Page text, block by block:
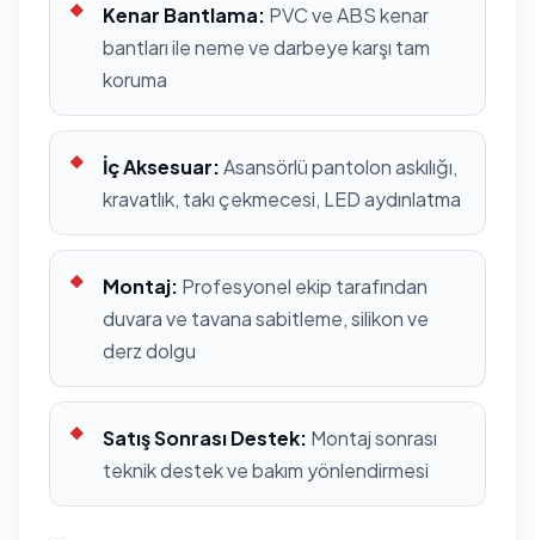
Kenar Bantlama: PVC ve ABS kenar
bantları ile neme ve darbeye karşı tam
koruma
İç Aksesuar:Asansörlü pantolon askılığı,
kravatlık, takı çekmecesi, LED aydınlatma
Montaj: Profesyonel ekip tarafından
duvara ve tavana sabitleme, silikon ve
derz dolgu
Satış Sonrası Destek: Montaj sonrası
teknik destek ve bakım yönlendirmesi